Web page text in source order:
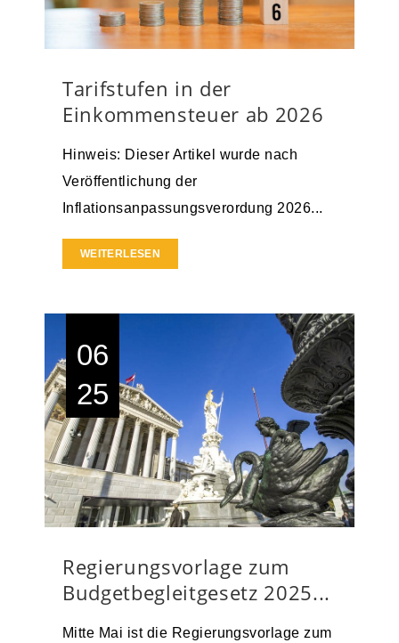
Tarifstufen in der
Einkommensteuer ab 2026
Hinweis: Dieser Artikel wurde nach
Veröffentlichung der
Inflationsanpassungsverordung 2026...
WEITERLESEN
06
25
Regierungsvorlage zum
Budgetbegleitgesetz 2025...
Mitte Mai ist die Regierungsvorlage zum